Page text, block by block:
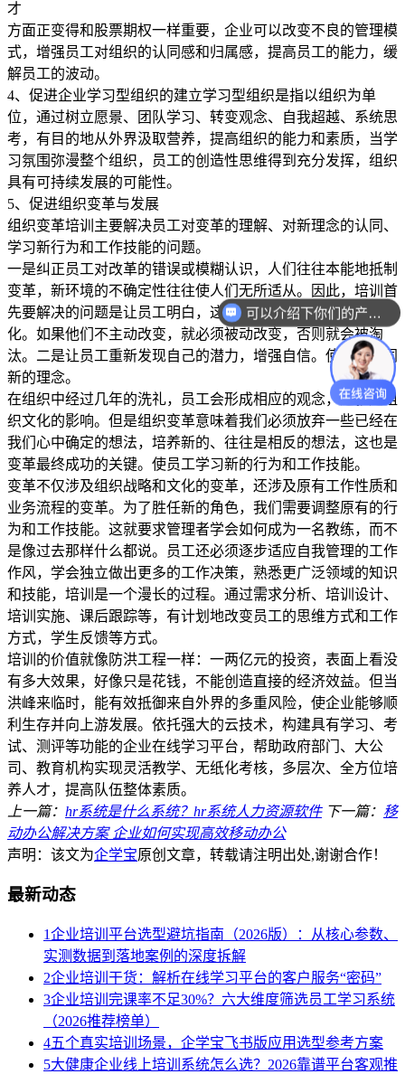
才
方面正变得和股票期权一样重要，企业可以改变不良的管理模
式，增强员工对组织的认同感和归属感，提高员工的能力，缓
解员工的波动。
4、促进企业学习型组织的建立学习型组织是指以组织为单
位，通过树立愿景、团队学习、转变观念、自我超越、系统思
考，有目的地从外界汲取营养，提高组织的能力和素质，当学
习氛围弥漫整个组织，员工的创造性思维得到充分发挥，组织
具有可持续发展的可能性。
5、促进组织变革与发展
组织变革培训主要解决员工对变革的理解、对新理念的认同、
学习新行为和工作技能的问题。
一是纠正员工对改革的错误或模糊认识，人们往往本能地抵制
变革，新环境的不确定性往往使人们无所适从。因此，培训首
先要解决的问题是让员工明白，这个时代唯一不变的就是变
化。如果他们不主动改变，就必须被动改变，否则就会被淘
汰。二是让员工重新发现自己的潜力，增强自信。使员工认同
新的理念。
在组织中经过几年的洗礼，员工会形成相应的观念，这就是组
织文化的影响。但是组织变革意味着我们必须放弃一些已经在
我们心中确定的想法，培养新的、往往是相反的想法，这也是
变革最终成功的关键。使员工学习新的行为和工作技能。
变革不仅涉及组织战略和文化的变革，还涉及原有工作性质和
业务流程的变革。为了胜任新的角色，我们需要调整原有的行
为和工作技能。这就要求管理者学会如何成为一名教练，而不
是像过去那样什么都说。员工还必须逐步适应自我管理的工作
作风，学会独立做出更多的工作决策，熟悉更广泛领域的知识
和技能，培训是一个漫长的过程。通过需求分析、培训设计、
培训实施、课后跟踪等，有计划地改变员工的思维方式和工作
方式，学生反馈等方式。
培训的价值就像防洪工程一样：一两亿元的投资，表面上看没
有多大效果，好像只是花钱，不能创造直接的经济效益。但当
洪峰来临时，能有效抵御来自外界的多重风险，使企业能够顺
利生存并向上游发展。依托强大的云技术，构建具有学习、考
试、测评等功能的企业在线学习平台，帮助政府部门、大公
司、教育机构实现灵活教学、无纸化考核，多层次、全方位培
养人才，提高队伍整体素质。
上一篇： hr系统是什么系统？hr系统人力资源软件 下一篇： 移
动办公解决方案 企业如何实现高效移动办公
声明：该文为企学宝原创文章，转载请注明出处,谢谢合作！
最新动态
1企业培训平台选型避坑指南（2026版）：从核心参数、
实测数据到落地案例的深度拆解
2企业培训干货：解析在线学习平台的客户服务“密码”
3企业培训完课率不足30%？六大维度筛选员工学习系统
（2026推荐榜单）
4五个真实培训场景，企学宝飞书版应用选型参考方案
5大健康企业线上培训系统怎么选？2026靠谱平台客观推
可以介绍下你们的产品么？